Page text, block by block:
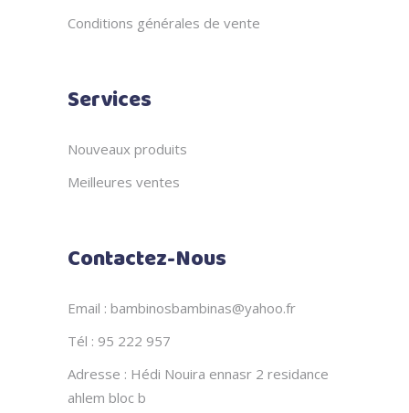
Conditions générales de vente
Services
Nouveaux produits
Meilleures ventes
Contactez-Nous
Email : bambinosbambinas@yahoo.fr
Tél : 95 222 957
Adresse : Hédi Nouira ennasr 2 residance
ahlem bloc b